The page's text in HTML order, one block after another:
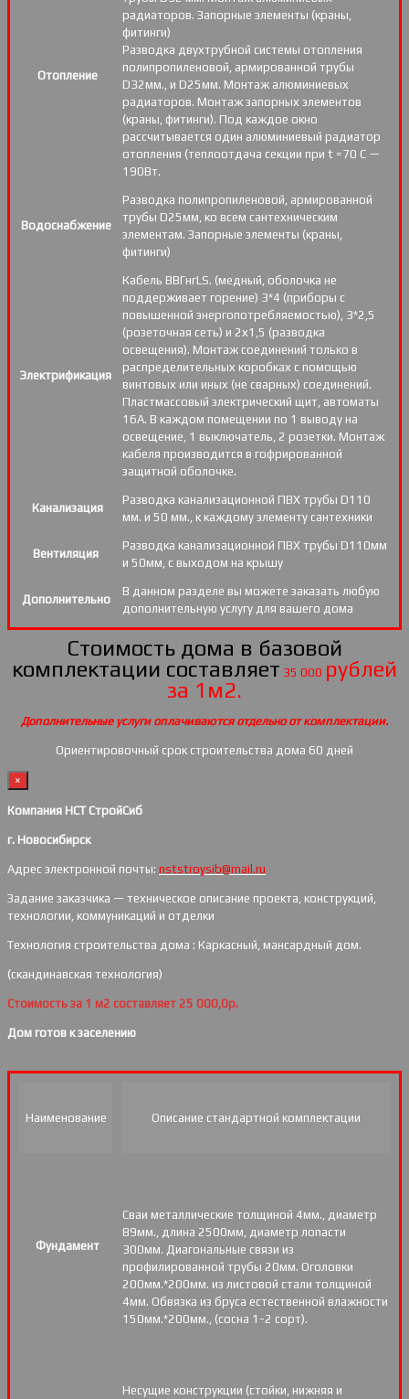
Отопление
радиаторов. Запорные элементы (краны,
фитинги)
Разводка двухтрубной системы отопления
полипропиленовой, армированной трубы
D32мм., и D25мм. Монтаж алюминиевых
радиаторов. Монтаж запорных элементов
(краны, фитинги). Под каждое окно
рассчитывается один алюминиевый радиатор
отопления (теплоотдача секции при t =70 С —
190Вт.
Водоснабжение
Разводка полипропиленовой, армированной
трубы D25мм, ко всем сантехническим
элементам. Запорные элементы (краны,
фитинги)
Электрификация
Кабель ВВГнгLS. (медный, оболочка не
поддерживает горение) 3*4 (приборы с
повышенной энергопотребляемостью), 3*2,5
(розеточная сеть) и 2х1,5 (разводка
освещения). Монтаж соединений только в
распределительных коробках с помощью
винтовых или иных (не сварных) соединений.
Пластмассовый электрический щит, автоматы
16А. В каждом помещении по 1 выводу на
освещение, 1 выключатель, 2 розетки. Монтаж
кабеля производится в гофрированной
защитной оболочке.
Канализация
Разводка канализационной ПВХ трубы D110
мм. и 50 мм., к каждому элементу сантехники
Вентиляция
Разводка канализационной ПВХ трубы D110мм
и 50мм, с выходом на крышу
Дополнительно
В данном разделе вы можете заказать любую
дополнительную услугу для вашего дома
Стоимость дома в базовой
комплектации составляет 35 000 рублей
за 1м2.
Дополнительные услуги оплачиваются отдельно от комплектации.
Ориентировочный срок строительства дома 60 дней
×
Компания НСТ СтройСиб
г. Новосибирск
Адрес электронной почты: nststroysib@mail.ru
Задание заказчика — техническое описание проекта, конструкций,
технологии, коммуникаций и отделки
Технология строительства дома : Каркасный, мансардный дом.
(скандинавская технология)
Стоимость за 1 м2 составляет 25 000,0р.
Дом готов к заселению
Наименование Описание стандартной комплектации
Фундамент
Сваи металлические толщиной 4мм., диаметр
89мм., длина 2500мм, диаметр лопасти
300мм. Диагональные связи из
профилированной трубы 20мм. Оголовки
200мм.*200мм. из листовой стали толщиной
4мм. Обвязка из бруса естественной влажности
150мм.*200мм., (сосна 1-2 сорт).
Несущие конструкции (стойки, нижняя и